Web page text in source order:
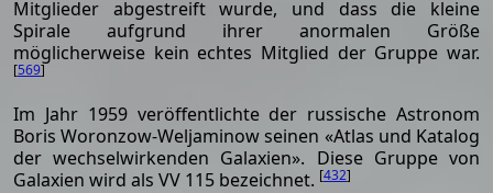
Mitglieder abgestreift wurde, und dass die kleine
Spirale aufgrund ihrer anormalen Größe
möglicherweise kein echtes Mitglied der Gruppe war.
[569]
Im Jahr 1959 veröffentlichte der russische Astronom
Boris Woronzow-Weljaminow seinen «Atlas und Katalog
der wechselwirkenden Galaxien». Diese Gruppe von
Galaxien wird als VV 115 bezeichnet. [432]